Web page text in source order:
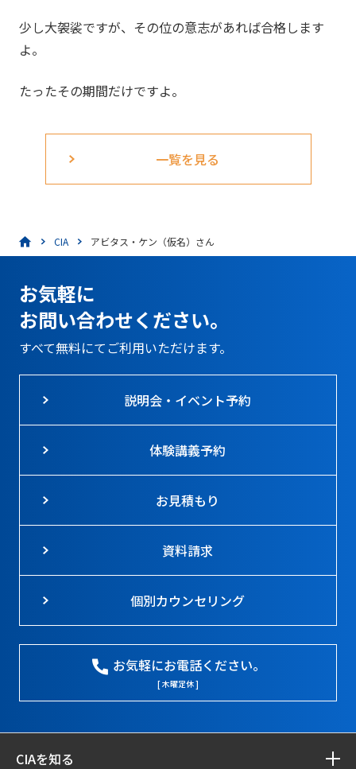
少し大袈裟ですが、その位の意志があれば合格します
よ。
たったその期間だけですよ。
一覧を見る
CIA アビタス・ケン（仮名）さん
お気軽に
お問い合わせください。
すべて無料にてご利用いただけます。
説明会・イベント予約
体験講義予約
お見積もり
資料請求
個別カウンセリング
お気軽にお電話ください。
[ 木曜定休 ]
CIAを知る